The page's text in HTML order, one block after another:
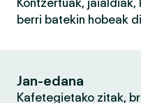
Kontzertuak,
berri batekin hobeak
Jan-edana
Kafetegietako zitak,